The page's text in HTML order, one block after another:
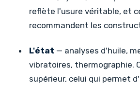
reflète l'usure véritable, et
recommandent les
L'état — analyses d'huile,
vibratoires, thermographie.
supérieur, celui qui permet